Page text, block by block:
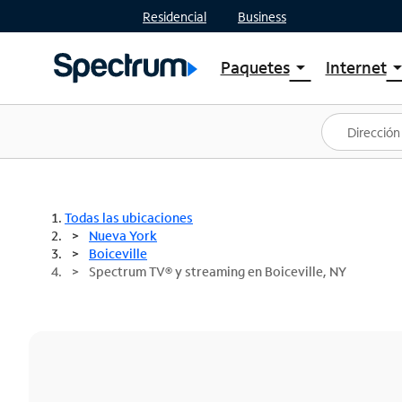
Residencial Business
Paquetesarrow_drop_down
Ver paquetes
Spectrum One
Mejores ofertas
Internetarrow_drop_down
Planes
Todas las ubicaciones
Nueva York
Boiceville
Spectrum TV® y streaming en Boiceville, NY